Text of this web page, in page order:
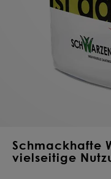
Schmackhafte
vielseitige
Deine Saat-
Mischung
QUALITÄT VOM
INDIVIDUELL FÜR